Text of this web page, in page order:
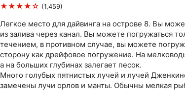
★★★★☆ (1,459)
Легкое место для дайвинга на острове 8. Вы
из залива через канал. Вы можете погружаться
течением, в противном случае, вы можете
сторону как дрейфовое погружение. На
а на больших глубинах залегает песок.
Много голубых пятнистых лучей и лучей
замечены лучи орлов и манты. Обычны мелкая